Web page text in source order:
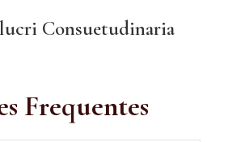
Consuetudinaria
Frequentes